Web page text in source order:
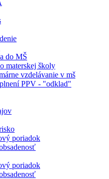
do MŠ
materskej školy
vzdelávanie v mš
PPV - "odklad"
poriadok
poriadok